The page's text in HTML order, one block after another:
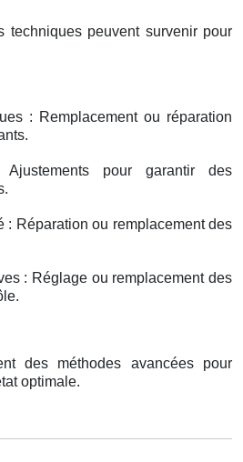
techniques peuvent survenir pour
: Remplacement ou réparation
pour garantir des
: Réparation ou remplacement des
: Réglage ou remplacement des
des méthodes avancées pour
optimale.